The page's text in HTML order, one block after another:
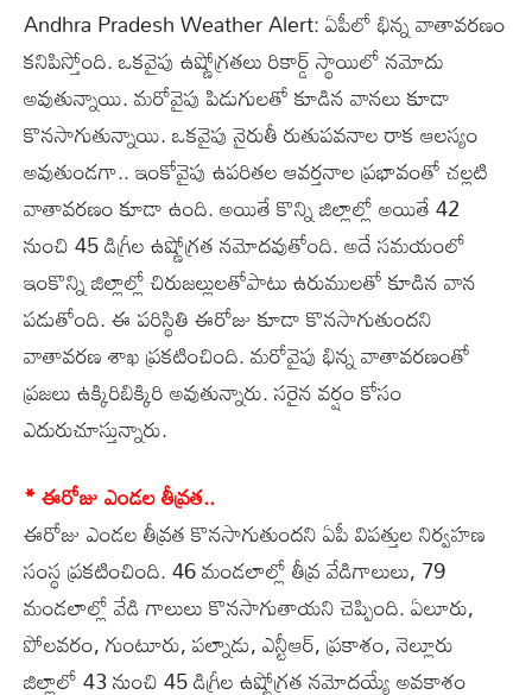
Andhra Pradesh Weather Alert: ఏపీలో భిన్న వాతావరణం
కనిపిస్తోంది. ఒకవైపు ఉష్ణోగ్రతలు రికార్డ్ స్థాయిలో నమోదు
అవుతున్నాయి. మరోవైపు పిడుగులతో కూడిన వానలు కూడా
కొనసాగుతున్నాయి. ఒకవైపు నైరుతీ రుతుపవనాల రాక ఆలస్యం
అవుతుండగా.. ఇంకోవైపు ఉపరితల ఆవర్తనాల ప్రభావంతో చల్లటి
వాతావరణం కూడా ఉంది. అయితే కొన్ని జిల్లాల్లో అయితే 42
నుంచి 45 డిగ్రీల ఉష్ణోగ్రత నమోదవుతోంది. అదే సమయంలో
ఇంకొన్ని జిల్లాల్లో చిరుజల్లులతోపాటు ఉరుములతో కూడిన వాన
పడుతోంది. ఈ పరిస్థితి ఈరోజు కూడా కొనసాగుతుందని
వాతావరణ శాఖ ప్రకటించింది. మరోవైపు భిన్న వాతావరణంతో
ప్రజలు ఉక్కిరిబిక్కిరి అవుతున్నారు. సరైన వర్షం కోసం
ఎదురుచూస్తున్నారు.
* ఈరోజు ఎండల తీవ్రత..
ఈరోజు ఎండల తీవ్రత కొనసాగుతుందని ఏపీ విపత్తుల నిర్వహణ
సంస్థ ప్రకటించింది. 46 మండలాల్లో తీవ్ర వేడిగాలులు, 79
మండలాల్లో వేడి గాలులు కొనసాగుతాయని చెప్పింది. ఏలూరు,
పోలవరం, గుంటూరు, పల్నాడు, ఎన్టీఆర్, ప్రకాశం, నెల్లూరు
జిల్లాలో 43 నుంచి 45 డిగ్రీల ఉష్ణోగ్రత నమోదయ్యే అవకాశం